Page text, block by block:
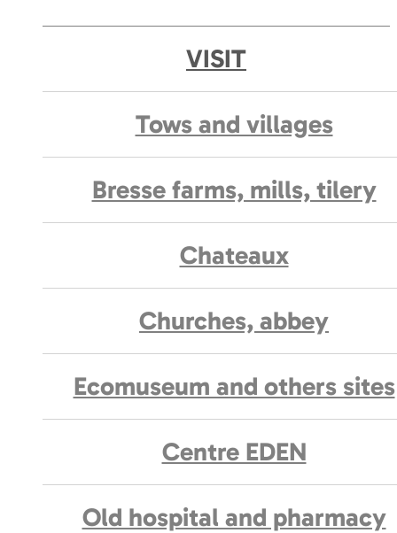
VISIT
Tows and villages
Bresse farms, mills, tilery
Chateaux
Churches, abbey
Ecomuseum and others sites
Centre EDEN
Old hospital and pharmacy